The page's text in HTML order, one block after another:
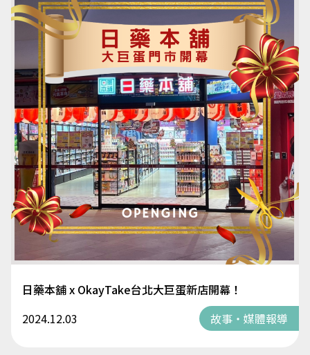
日藥本舖 x OkayTake台北大巨蛋新店開幕！
2024.12.03
故事・媒體報導